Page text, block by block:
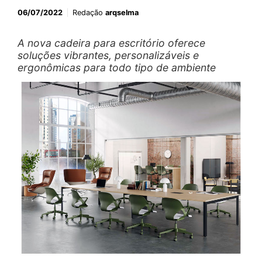
06/07/2022 Redação arqselma
A nova cadeira para escritório oferece
soluções vibrantes, personalizáveis e
ergonômicas para todo tipo de ambiente